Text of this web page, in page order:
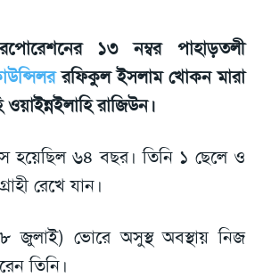
১৩ নম্বর পাহাড়তলী
রফিকুল ইসলাম খোকন মারা
ওয়াইন্নইলাহি রাজিউন।
হয়েছিল ৬৪ বছর। তিনি ১ ছেলে ও
রেখে যান।
ভোরে অসুস্থ অবস্থায় নিজ
তিনি।